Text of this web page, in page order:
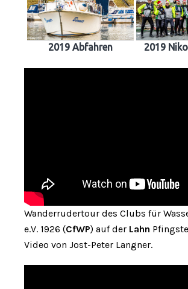
2019 Abfahren 2019
Wanderrudertour des Clubs für
e.V. 1926 (CfWP) auf der Lahn
Video von Jost-Peter Langner.